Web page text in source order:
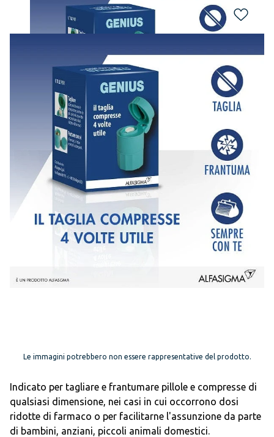
Le immagini potrebbero non essere rappresentative del prodotto.
Indicato per tagliare e frantumare pillole e compresse di
qualsiasi dimensione, nei casi in cui occorrono dosi
ridotte di farmaco o per facilitarne l'assunzione da parte
di bambini, anziani, piccoli animali domestici.